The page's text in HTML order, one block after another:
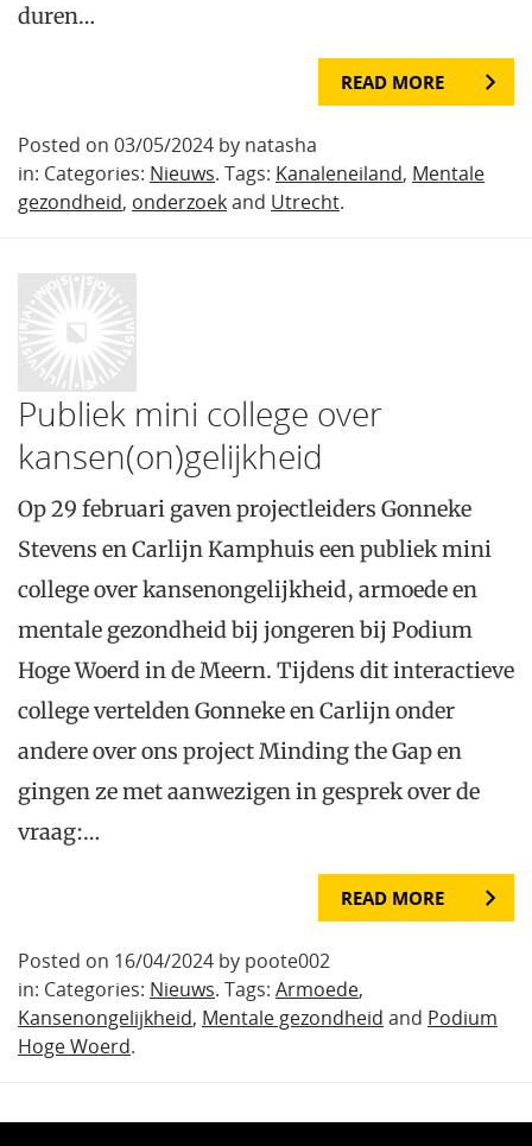
duren…
READ MORE
Posted on 03/05/2024 by natasha
in: Categories: Nieuws. Tags: Kanaleneiland, Mentale
gezondheid, onderzoekand Utrecht.
Publiek mini college over
kansen(on)gelijkheid
Op 29 februari gaven projectleiders Gonneke
Stevens en Carlijn Kamphuis een publiek mini
college over kansenongelijkheid, armoede en
mentale gezondheid bij jongeren bij Podium
Hoge Woerd in de Meern. Tijdens dit interactieve
college vertelden Gonneke en Carlijn onder
andere over ons project Minding the Gap en
gingen ze met aanwezigen in gesprek over de
vraag:…
READ MORE
Posted on 16/04/2024 by poote002
in: Categories: Nieuws. Tags: Armoede,
Kansenongelijkheid, Mentale gezondheid and Podium
Hoge Woerd.